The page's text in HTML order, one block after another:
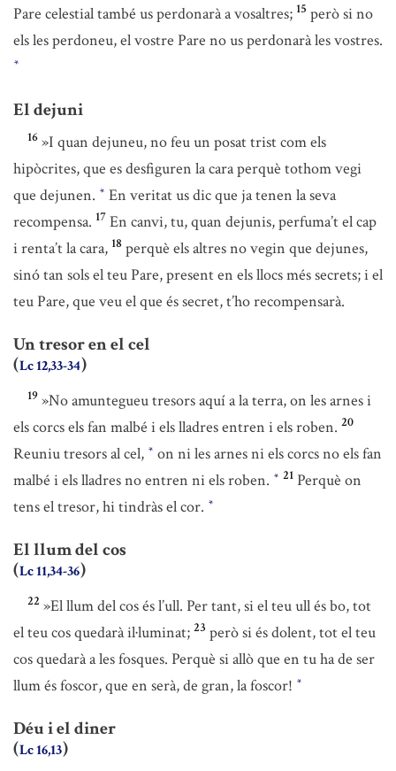
Pare celestial també us perdonarà a vosaltres; 15 però si no
els les perdoneu, el vostre Pare no us perdonarà les vostres.
*
El dejuni
16 »I quan dejuneu, no feu un posat trist com els
hipòcrites, que es desfiguren la cara perquè tothom vegi
que dejunen. * En veritat us dic que ja tenen la seva
recompensa. 17 En canvi, tu, quan dejunis, perfuma’t el cap
i renta’t la cara, 18 perquè els altres no vegin que dejunes,
sinó tan sols el teu Pare, present en els llocs més secrets; i el
teu Pare, que veu el que és secret, t’ho recompensarà.
Un tresor en el cel
(Lc 12,33-34)
19 »No amuntegueu tresors aquí a la terra, on les arnes i
els corcs els fan malbé i els lladres entren i els roben. 20
Reuniu tresors al cel, * on ni les arnes ni els corcs no els fan
malbé i els lladres no entren ni els roben. * 21 Perquè on
tens el tresor, hi tindràs el cor. *
El llum del cos
(Lc 11,34-36)
22 »El llum del cos és l’ull. Per tant, si el teu ull és bo, tot
el teu cos quedarà il·luminat; 23 però si és dolent, tot el teu
cos quedarà a les fosques. Perquè si allò que en tu ha de ser
llum és foscor, que en serà, de gran, la foscor! *
Déu i el diner
(Lc 16,13)